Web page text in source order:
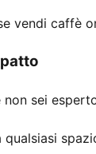
vendi caffè
non sei